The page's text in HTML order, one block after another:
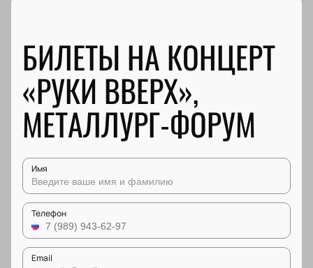
БИЛЕТЫ НА КОНЦЕРТ
«РУКИ ВВЕРХ»,
МЕТАЛЛУРГ-ФОРУМ
Имя
Телефон
Email